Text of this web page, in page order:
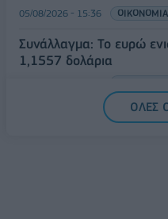
05/08/2026 - 15:36 ΟΙΚΟΝΟΜΙΑ
Συνάλλαγμα: Το ευρώ
1,1557 δολάρια
ΟΛΕΣ